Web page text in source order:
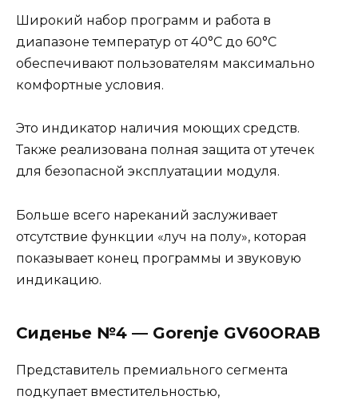
Широкий набор программ и работа в
диапазоне температур от 40°C до 60°C
обеспечивают пользователям максимально
комфортные условия.
Это индикатор наличия моющих средств.
Также реализована полная защита от утечек
для безопасной эксплуатации модуля.
Больше всего нареканий заслуживает
отсутствие функции «луч на полу», которая
показывает конец программы и звуковую
индикацию.
Сиденье №4 — Gorenje GV60ORAB
Представитель премиального сегмента
подкупает вместительностью,